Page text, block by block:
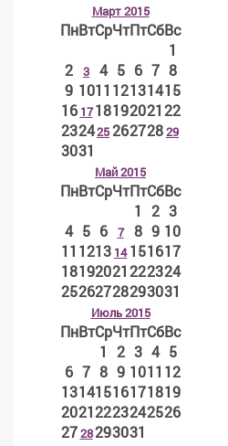
Март 2015
ПнВтСрЧтПтСбВс
1
2
3 4 5 6 7 8
9 1011 12131415
16 171819202122
23242526272829
3031
Май 2015
ПнВтСрЧтПтСбВс
1
2 3
4 5 6 7 8 9 10
11 1213 14 151617
18192021222324
25262728293031
Июль 2015
ПнВтСрЧтПтСбВс
1
2 3 4 5
6 7 8 9 1011 12
13141516171819
20212223242526
2728293031